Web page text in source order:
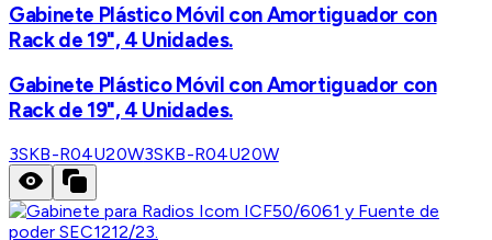
Gabinete Plástico Móvil con Amortiguador con
Rack de 19", 4 Unidades.
Gabinete Plástico Móvil con Amortiguador con
Rack de 19", 4 Unidades.
3SKB-R04U20W3SKB-R04U20W